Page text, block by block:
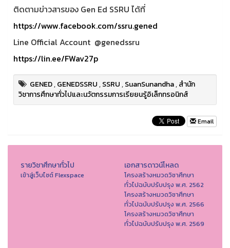
ติดตามข่าวสารของ Gen Ed SSRU ได้ที่
https://www.facebook.com/ssru.gened
Line Official Account @genedssru
https://lin.ee/FWav27p
GENED,GENEDSSRU,SSRU,SuanSunandha,สำนัก
วิชาการศึกษาทั่วไปและนวัตกรรมการเรียยนรู้อิเล็กทรอนิกส์
Email
รายวิชาศึกษาทั่วไป
เข้าสู่เว็บไซต์ Flexspace
เอกสารดาวน์โหลด
โครงสร้างหมวดวิชาศึกษา
ทั่วไปฉบับปรับปรุง พ.ศ. 2562
โครงสร้างหมวดวิชาศึกษา
ทั่วไปฉบับปรับปรุง พ.ศ. 2566
โครงสร้างหมวดวิชาศึกษา
ทั่วไปฉบับปรับปรุง พ.ศ. 2569